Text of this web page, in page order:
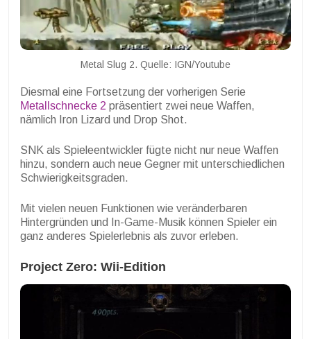
Metal Slug 2. Quelle: IGN/Youtube
Diesmal eine Fortsetzung der vorherigen Serie
Metallschnecke 2 präsentiert zwei neue Waffen,
nämlich Iron Lizard und Drop Shot.
SNK als Spieleentwickler fügte nicht nur neue Waffen
hinzu, sondern auch neue Gegner mit unterschiedlichen
Schwierigkeitsgraden.
Mit vielen neuen Funktionen wie veränderbaren
Hintergründen und In-Game-Musik können Spieler ein
ganz anderes Spielerlebnis als zuvor erleben.
Project Zero: Wii-Edition